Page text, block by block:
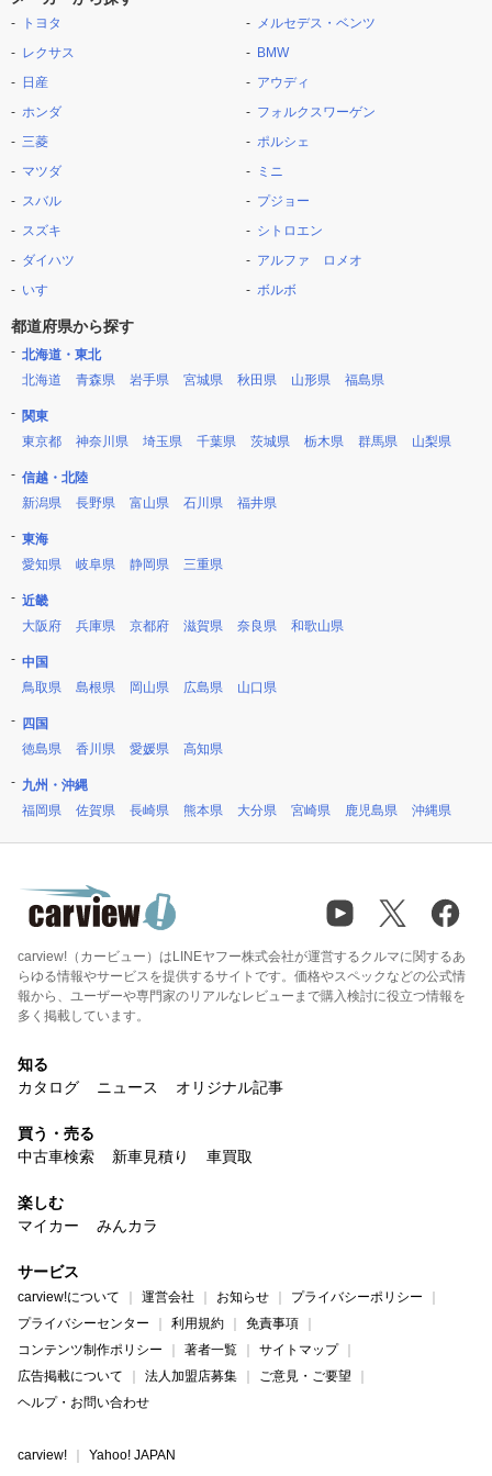
トヨタ
レクサス
日産
ホンダ
三菱
マツダ
スバル
スズキ
ダイハツ
いすゞ
メルセデス・ベンツ
BMW
アウディ
フォルクスワーゲン
ポルシェ
ミニ
プジョー
シトロエン
アルファ ロメオ
ボルボ
都道府県から探す
北海道・東北
北海道
青森県 岩手県 宮城県 秋田県 山形県 福島県
関東
東京都
神奈川県 埼玉県 千葉県 茨城県 栃木県 群馬県 山梨県
信越・北陸
新潟県
長野県 富山県 石川県 福井県
東海
愛知県
岐阜県 静岡県 三重県
近畿
大阪府
兵庫県 京都府 滋賀県 奈良県 和歌山県
中国
鳥取県
島根県 岡山県 広島県 山口県
四国
徳島県
香川県 愛媛県 高知県
九州・沖縄
福岡県
佐賀県 長崎県 熊本県 大分県 宮崎県 鹿児島県 沖縄県
carview!（カービュー）はLINEヤフー株式会社が運営するクルマに関するあ
らゆる情報やサービスを提供するサイトです。価格やスペックなどの公式情
報から、ユーザーや専門家のリアルなレビューまで購入検討に役立つ情報を
多く掲載しています。
知る
カタログ
ニュース オリジナル記事
買う・売る
中古車検索
新車見積り 車買取
楽しむ
マイカー
みんカラ
サービス
carview!について 運営会社 お知らせ
プライバシーポリシー
プライバシーセンター
利用規約
免責事項
コンテンツ制作ポリシー
著者一覧
サイトマップ
広告掲載について
法人加盟店募集
ご意見・ご要望
ヘルプ・お問い合わせ
carview! Yahoo! JAPAN